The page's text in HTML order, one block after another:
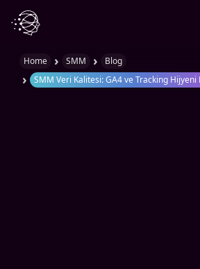
Home › SMM › Blog
› SMM Veri Kalitesi: GA4 ve Tracking Hijyeni